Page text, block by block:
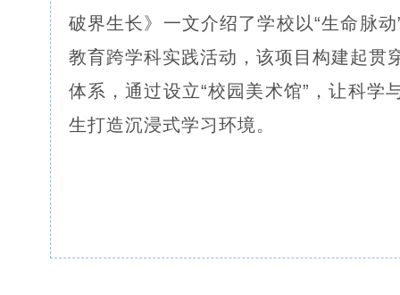
破界生长》一文介绍了学校以“生命脉
教育跨学科实践活动，该项目构建起贯
体系，通过设立“校园美术馆”，让科学
生打造沉浸式学习环境。